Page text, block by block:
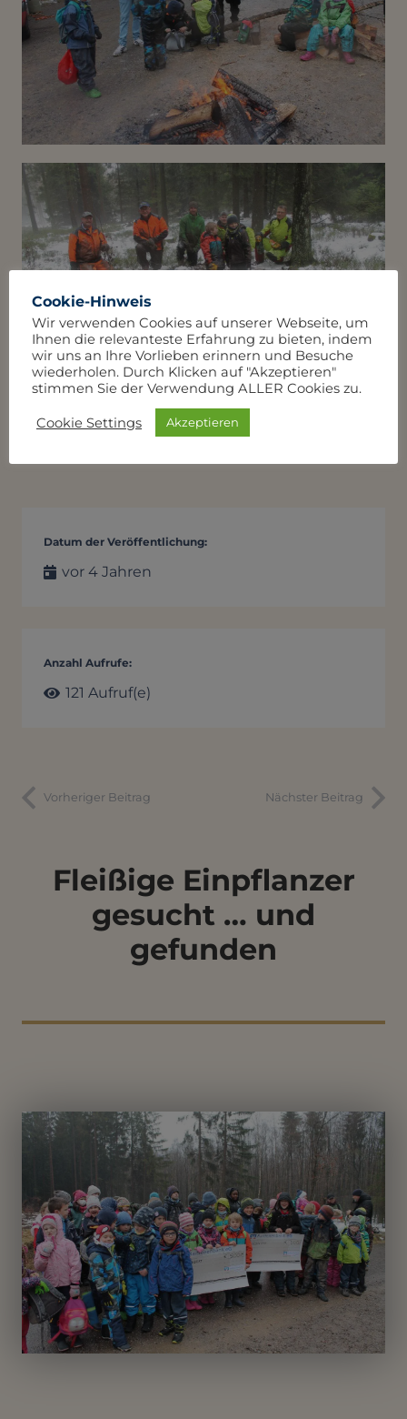
Datum der Veröffentlichung:
vor 4 Jahren
Anzahl Aufrufe:
121 Aufruf(e)
Vorheriger Beitrag Nächster Beitrag
Fleißige Einpflanzer
gesucht … und
gefunden
Cookie-Hinweis
Wir verwenden Cookies auf unserer Webseite, um
Ihnen die relevanteste Erfahrung zu bieten, indem
wir uns an Ihre Vorlieben erinnern und Besuche
wiederholen. Durch Klicken auf "Akzeptieren"
stimmen Sie der Verwendung ALLER Cookies zu.
Cookie Settings Akzeptieren